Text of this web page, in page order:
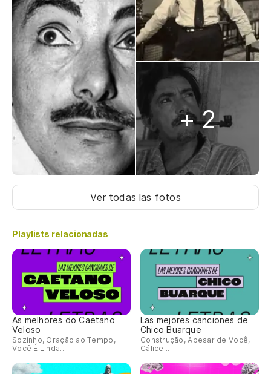
+ 2
Ver todas las fotos
Playlists relacionadas
As melhores do Caetano
Veloso
Sozinho, Oração ao Tempo,
Você É Linda...
Las mejores canciones de
Chico Buarque
Construção, Apesar de Você,
Cálice...